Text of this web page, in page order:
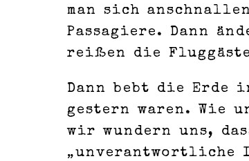
man sich
Passagiere. Dann
reißen die
Dann bebt die Erde
gestern waren. Wie
wir wundern uns,
„unverantwortliche